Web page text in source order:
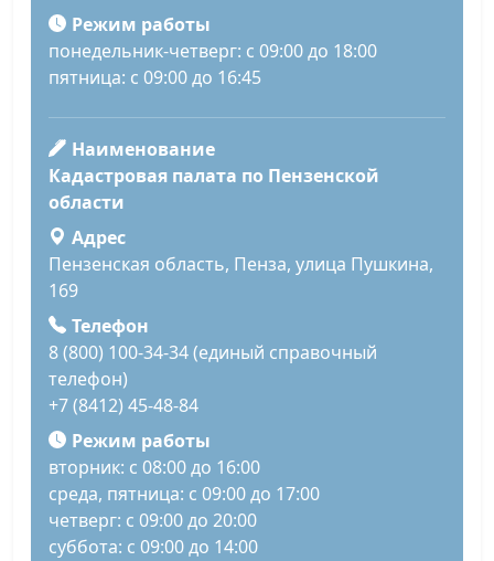
Режим работы
понедельник-четверг: с 09:00 до 18:00
пятница: с 09:00 до 16:45
Наименование
Кадастровая палата по Пензенской
области
Адрес
Пензенская область, Пенза, улица Пушкина,
169
Телефон
8 (800) 100-34-34 (единый справочный
телефон)
+7 (8412) 45-48-84
Режим работы
вторник: с 08:00 до 16:00
среда, пятница: с 09:00 до 17:00
четверг: с 09:00 до 20:00
суббота: с 09:00 до 14:00